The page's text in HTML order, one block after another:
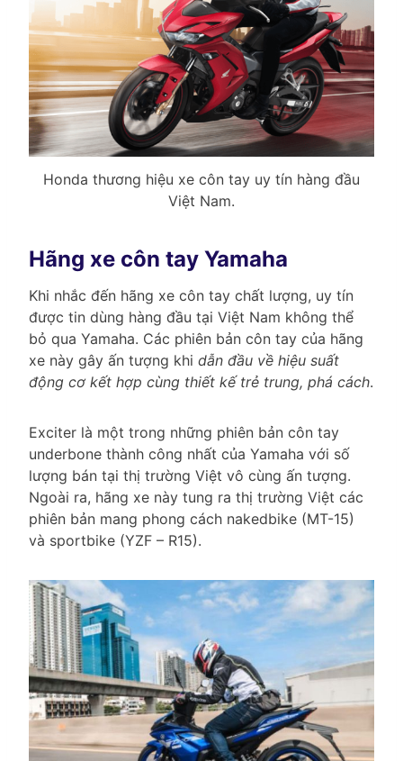
Honda thương hiệu xe côn tay uy tín hàng đầu
Việt Nam.
Hãng xe côn tay Yamaha
Khi nhắc đến hãng xe côn tay chất lượng, uy tín
được tin dùng hàng đầu tại Việt Nam không thể
bỏ qua Yamaha. Các phiên bản côn tay của hãng
xe này gây ấn tượng khi dẫn đầu về hiệu suất
động cơ kết hợp cùng thiết kế trẻ trung, phá cách.
Exciter là một trong những phiên bản côn tay
underbone thành công nhất của Yamaha với số
lượng bán tại thị trường Việt vô cùng ấn tượng.
Ngoài ra, hãng xe này tung ra thị trường Việt các
phiên bản mang phong cách nakedbike (MT-15)
và sportbike (YZF – R15).